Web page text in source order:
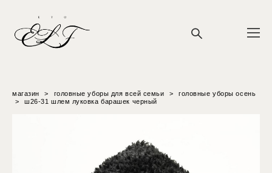
магазин > головные уборы для всей семьи >
головные уборы осень
>
ш26-31 шлем луковка барашек черный